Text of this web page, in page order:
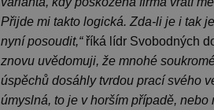
Přijde mi takto logická. Zda-li je i tak
nyní posoudit,“ říká lídr Svobodných
znovu uvědomuji, že mnohé
úspěchů dosáhly tvrdou prací svého
úmyslná, to je v horším případě,